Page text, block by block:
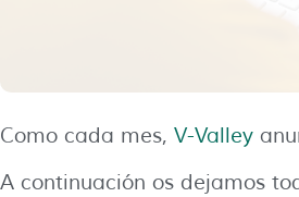
Como cada mes, V-Valley
A continuación os dejamos